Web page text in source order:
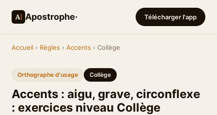
Apostrophe· Télécharger l'app
Accueil › Règles › Accents › Collège
Orthographe d'usage Collège
Accents : aigu, grave, circonflexe
: exercices niveau Collège